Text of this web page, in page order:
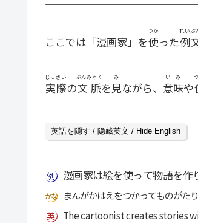
ここでは「漫画家」を使
つか
った例
れいぶ
実際
じっさい
の文脈
ぶんみゃく
を 見
み
ながら、 意味
いみ
や
英語を隠す / 隐藏英文 / Hide English
漫画家は絵を使って物語を作
まんがかはえをつかってものがた
The cartoonist creates stories